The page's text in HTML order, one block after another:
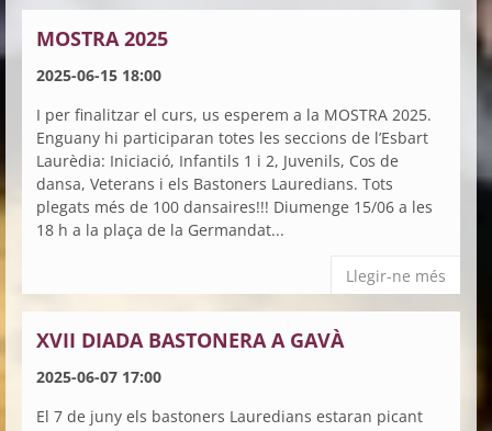
MOSTRA 2025
2025-06-15 18:00
I per finalitzar el curs, us esperem a la MOSTRA 2025.
Enguany hi participaran totes les seccions de l’Esbart
Laurèdia: Iniciació, Infantils 1 i 2, Juvenils, Cos de
dansa, Veterans i els Bastoners Lauredians. Tots
plegats més de 100 dansaires!!! Diumenge 15/06 a les
18 h a la plaça de la Germandat...
Llegir-ne més
XVII DIADA BASTONERA A GAVÀ
2025-06-07 17:00
El 7 de juny els bastoners Lauredians estaran picant